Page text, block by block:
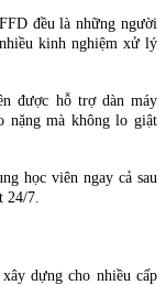
đều là những người
kinh nghiệm xử lý
được hỗ trợ dàn máy
nặng mà không lo giật
học viên ngay cả sau
24/7.
dựng cho nhiều cấp